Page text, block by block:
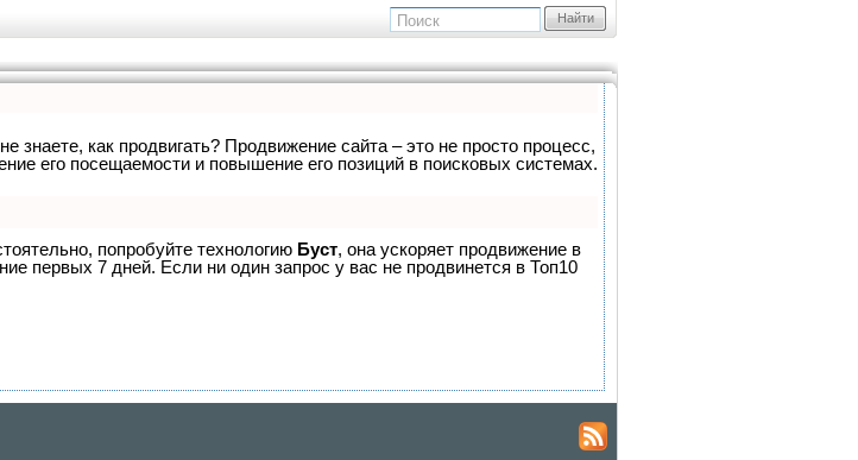
Найти
знаете, как продвигать? Продвижение сайта – это не просто процесс,
его посещаемости и повышение его позиций в поисковых системах.
попробуйте технологию Буст, она ускоряет продвижение в
первых 7 дней. Если ни один запрос у вас не продвинется в Топ10